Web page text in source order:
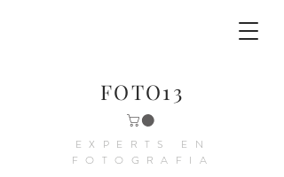
FOTO13
EXPERTS EN
FOTOGRAFIA